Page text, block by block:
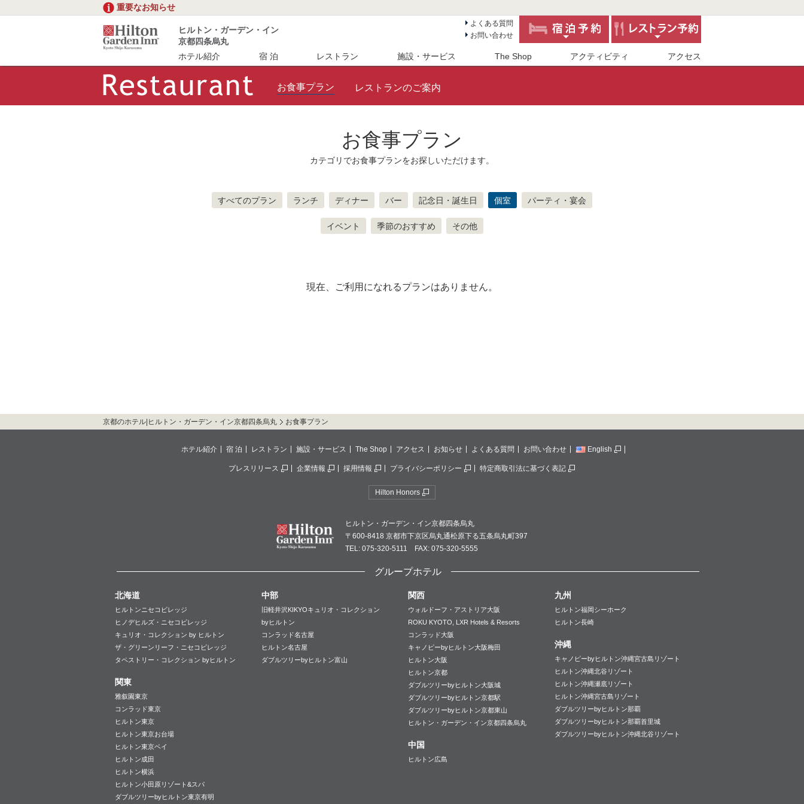
重要なお知らせ
ヒルトン・ガーデン・イン
京都四条烏丸
よくある質問
お問い合わせ
ホテル紹介 宿 泊 レストラン 施設・サービス The Shop アクティビティ アクセス
お食事プラン レストランのご案内
お食事プラン
カテゴリでお食事プランをお探しいただけます。
すべてのプラン ランチ ディナー バー 記念日・誕生日 個室 パーティ・宴会
イベント 季節のおすすめ その他
現在、ご利用になれるプランはありません。
京都のホテル|ヒルトン・ガーデン・イン京都四条烏丸 お食事プラン
ホテル紹介 宿 泊 レストラン 施設・サービス The Shop アクセス お知らせ よくある質問 お問い合わせ English
プレスリリース 企業情報 採用情報 プライバシーポリシー 特定商取引法に基づく表記
Hilton Honors
ヒルトン・ガーデン・イン京都四条烏丸
〒600-8418 京都市下京区烏丸通松原下る五条烏丸町397
TEL: 075-320-5111 FAX: 075-320-5555
グループホテル
北海道
ヒルトンニセコビレッジ
ヒノデヒルズ・ニセコビレッジ
キュリオ・コレクション by ヒルトン
ザ・グリーンリーフ・ニセコビレッジ
タペストリー・コレクション byヒルトン
関東
雅叙園東京
コンラッド東京
ヒルトン東京
ヒルトン東京お台場
ヒルトン東京ベイ
ヒルトン成田
ヒルトン横浜
ヒルトン小田原リゾート&スパ
ダブルツリーbyヒルトン東京有明
中部
旧軽井沢KIKYOキュリオ・コレクション
byヒルトン
コンラッド名古屋
ヒルトン名古屋
ダブルツリーbyヒルトン富山
関西
ウォルドーフ・アストリア大阪
ROKU KYOTO, LXR Hotels & Resorts
コンラッド大阪
キャノピーbyヒルトン大阪梅田
ヒルトン大阪
ヒルトン京都
ダブルツリーbyヒルトン大阪城
ダブルツリーbyヒルトン京都駅
ダブルツリーbyヒルトン京都東山
ヒルトン・ガーデン・イン京都四条烏丸
中国
ヒルトン広島
九州
ヒルトン福岡シーホーク
ヒルトン長崎
沖縄
キャノピーbyヒルトン沖縄宮古島リゾート
ヒルトン沖縄北谷リゾート
ヒルトン沖縄瀬底リゾート
ヒルトン沖縄宮古島リゾート
ダブルツリーbyヒルトン那覇
ダブルツリーbyヒルトン那覇首里城
ダブルツリーbyヒルトン沖縄北谷リゾート